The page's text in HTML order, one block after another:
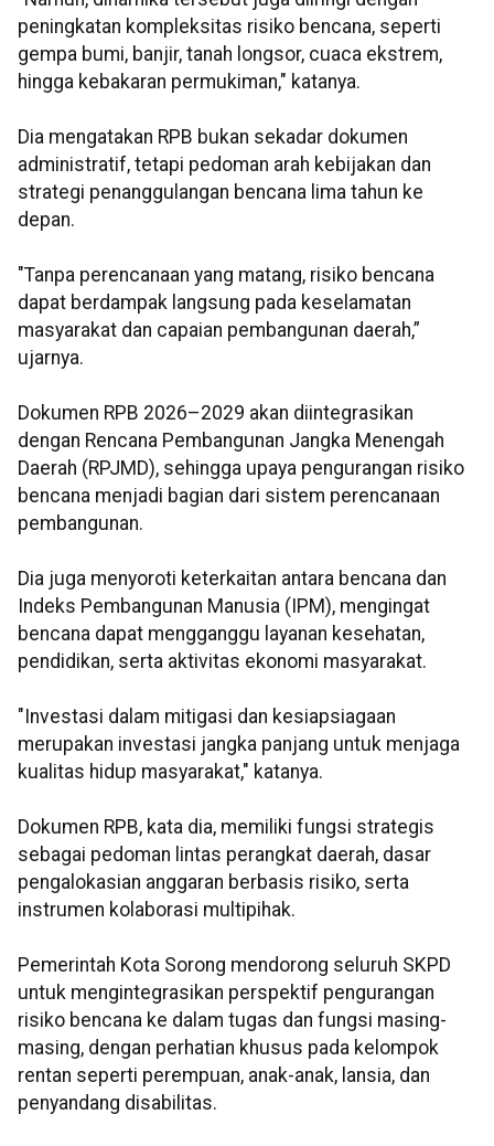
peningkatan kompleksitas risiko bencana, seperti
gempa bumi, banjir, tanah longsor, cuaca ekstrem,
hingga kebakaran permukiman," katanya.
Dia mengatakan RPB bukan sekadar dokumen
administratif, tetapi pedoman arah kebijakan dan
strategi penanggulangan bencana lima tahun ke
depan.
"Tanpa perencanaan yang matang, risiko bencana
dapat berdampak langsung pada keselamatan
masyarakat dan capaian pembangunan daerah,”
ujarnya.
Dokumen RPB 2026–2029 akan diintegrasikan
dengan Rencana Pembangunan Jangka Menengah
Daerah (RPJMD), sehingga upaya pengurangan risiko
bencana menjadi bagian dari sistem perencanaan
pembangunan.
Dia juga menyoroti keterkaitan antara bencana dan
Indeks Pembangunan Manusia (IPM), mengingat
bencana dapat mengganggu layanan kesehatan,
pendidikan, serta aktivitas ekonomi masyarakat.
"Investasi dalam mitigasi dan kesiapsiagaan
merupakan investasi jangka panjang untuk menjaga
kualitas hidup masyarakat," katanya.
Dokumen RPB, kata dia, memiliki fungsi strategis
sebagai pedoman lintas perangkat daerah, dasar
pengalokasian anggaran berbasis risiko, serta
instrumen kolaborasi multipihak.
Pemerintah Kota Sorong mendorong seluruh SKPD
untuk mengintegrasikan perspektif pengurangan
risiko bencana ke dalam tugas dan fungsi masing-
masing, dengan perhatian khusus pada kelompok
rentan seperti perempuan, anak-anak, lansia, dan
penyandang disabilitas.